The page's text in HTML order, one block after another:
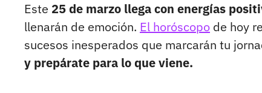
Este 25 de marzo llega con energías
llenarán de emoción. El horóscopo de hoy
sucesos inesperados que marcarán tu
y prepárate para lo que viene.